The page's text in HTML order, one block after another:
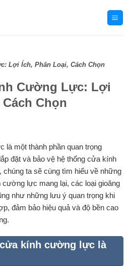
Lợi Ích, Phân Loại, Cách Chọn
Cường Lực: Lợi
Chọn
là một thành phần quan trọng
đặt và bảo vệ hệ thống cửa kính
chúng ta sẽ cùng tìm hiểu về những
lực mang lại, các loại gioăng
như những lưu ý quan trọng khi
đảm bảo hiệu quả và độ bền cao
kính cường lực là